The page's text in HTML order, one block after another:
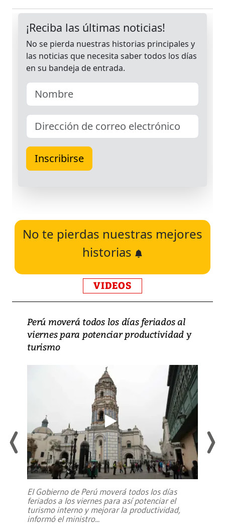
No te pierdas nuestras mejores
historias
VIDEOS
Perú moverá todos los días feriados al
viernes para potenciar productividad y
turismo
El Gobierno de Perú moverá todos los días
feriados a los viernes para así potenciar el
turismo interno y mejorar la productividad,
informó el ministro...